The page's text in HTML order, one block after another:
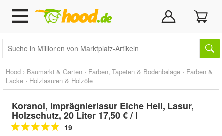
Hood › Baumarkt & Garten › Farben, Tapeten & Bodenbeläge › Farben &
Lacke › Holzlasuren & Holzöle
Koranol, Imprägnierlasur Eiche Hell, Lasur,
Holzschutz, 20 Liter 17,50 € / l
19